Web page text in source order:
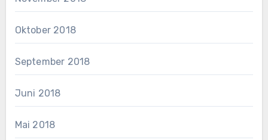
Oktober 2018
September 2018
Juni 2018
Mai 2018